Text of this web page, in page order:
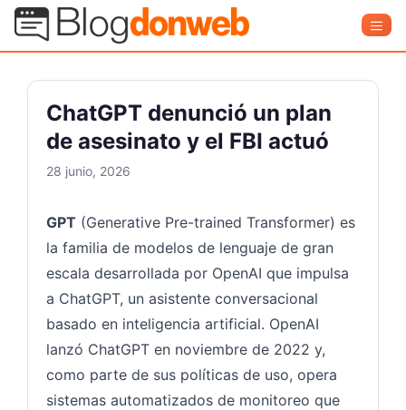
Saltar
contenido
Blog Donweb
ChatGPT denunció un plan
de asesinato y el FBI actuó
28 junio, 2026
GPT (Generative Pre-trained Transformer) es
la familia de modelos de lenguaje de gran
escala desarrollada por OpenAI que impulsa
a ChatGPT, un asistente conversacional
basado en inteligencia artificial. OpenAI
lanzó ChatGPT en noviembre de 2022 y,
como parte de sus políticas de uso, opera
sistemas automatizados de monitoreo que